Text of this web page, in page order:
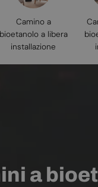
Camino a
bioetanolo a libera
installazione
a